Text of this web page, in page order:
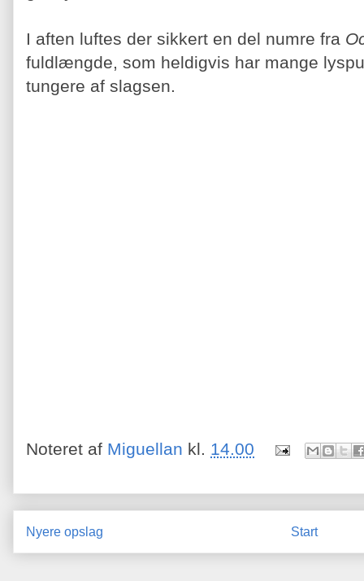
I aften luftes der sikkert en del numre fra
fuldlængde, som heldigvis har mange
tungere af slagsen.
Noteret af Miguellan kl. 14.00
Nyere opslag Start